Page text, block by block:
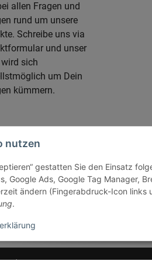
allen Fragen und
rund um unsere
Schreibe uns via
und unser
sich
um Dein
kümmern.
nutzen
gestatten Sie den Einsatz
Google Ads, Google Tag Manager,
ändern (Fingerabdruck-Icon links
.